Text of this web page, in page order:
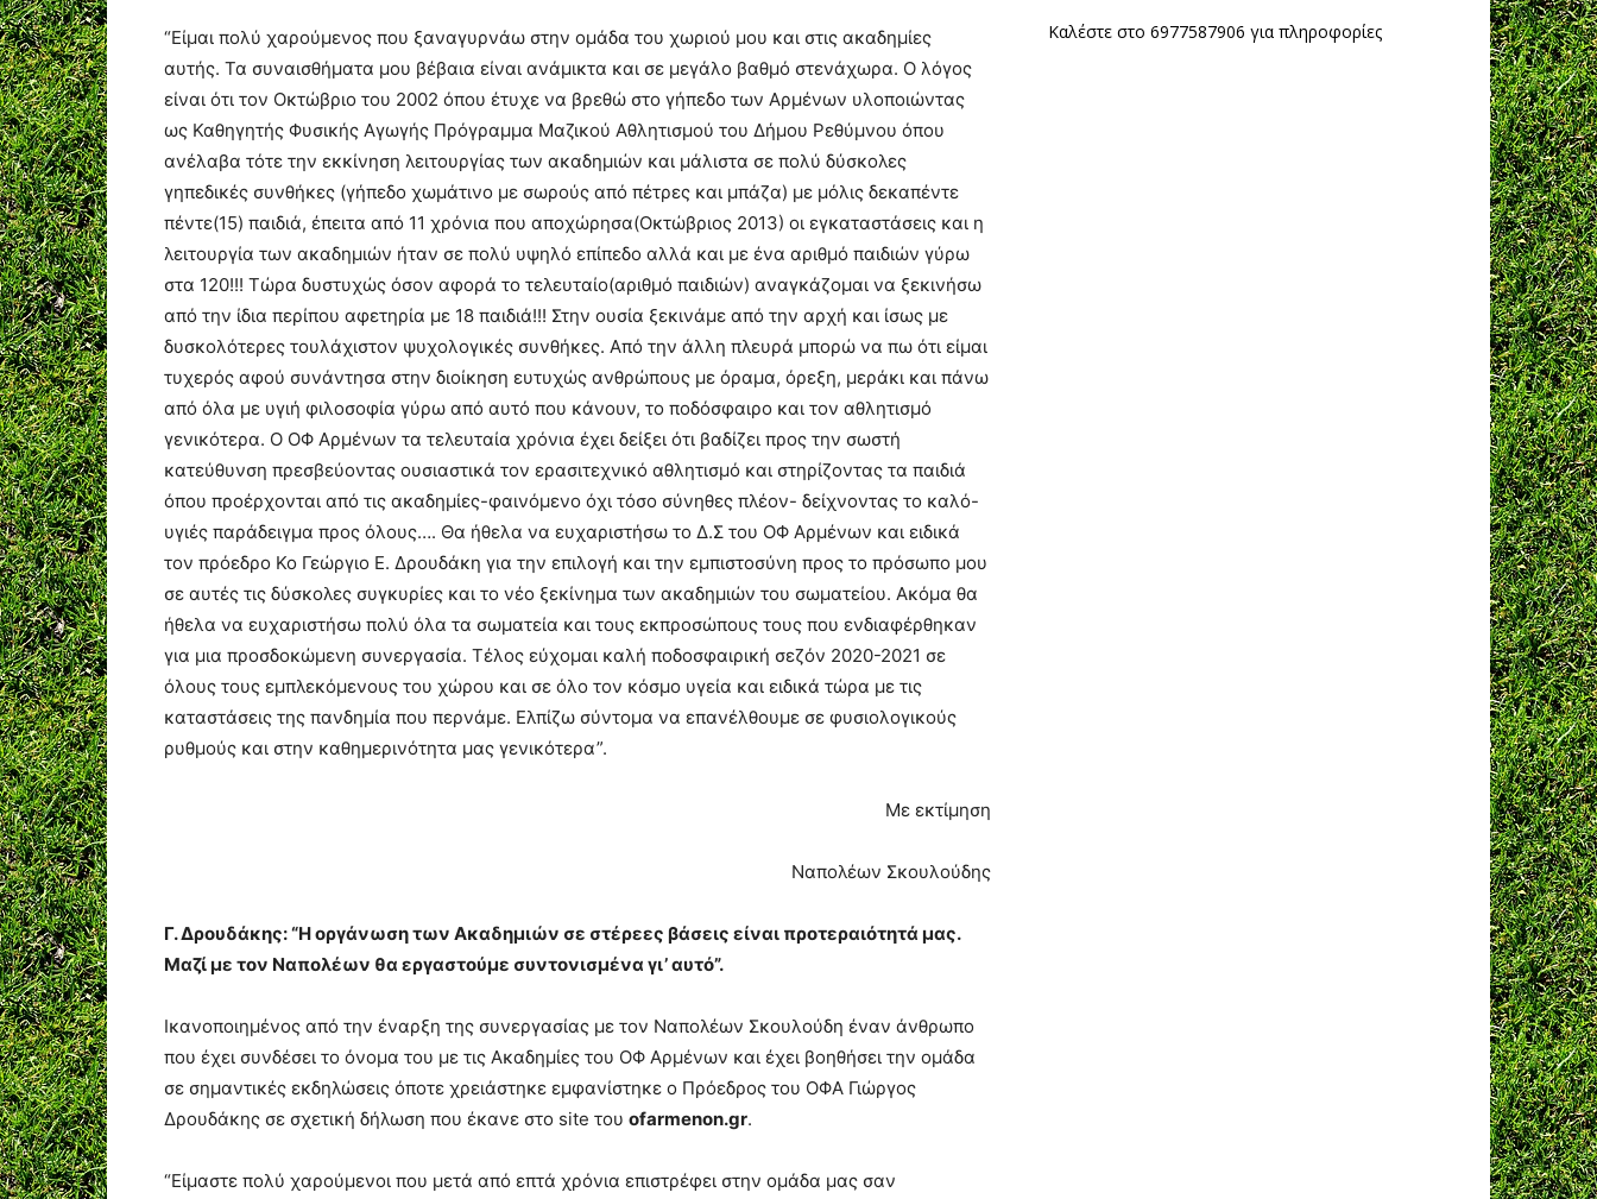
“Είμαι πολύ χαρούμενος που ξαναγυρνάω στην ομάδα του χωριού μου και στις ακαδημίες
αυτής. Τα συναισθήματα μου βέβαια είναι ανάμικτα και σε μεγάλο βαθμό στενάχωρα. Ο λόγος
είναι ότι τον Οκτώβριο του 2002 όπου έτυχε να βρεθώ στο γήπεδο των Αρμένων υλοποιώντας
ως Καθηγητής Φυσικής Αγωγής Πρόγραμμα Μαζικού Αθλητισμού του Δήμου Ρεθύμνου όπου
ανέλαβα τότε την εκκίνηση λειτουργίας των ακαδημιών και μάλιστα σε πολύ δύσκολες
γηπεδικές συνθήκες (γήπεδο χωμάτινο με σωρούς από πέτρες και μπάζα) με μόλις δεκαπέντε
πέντε(15) παιδιά, έπειτα από 11 χρόνια που αποχώρησα(Οκτώβριος 2013) οι εγκαταστάσεις και η
λειτουργία των ακαδημιών ήταν σε πολύ υψηλό επίπεδο αλλά και με ένα αριθμό παιδιών γύρω
στα 120!!! Τώρα δυστυχώς όσον αφορά το τελευταίο(αριθμό παιδιών) αναγκάζομαι να ξεκινήσω
από την ίδια περίπου αφετηρία με 18 παιδιά!!! Στην ουσία ξεκινάμε από την αρχή και ίσως με
δυσκολότερες τουλάχιστον ψυχολογικές συνθήκες. Από την άλλη πλευρά μπορώ να πω ότι είμαι
τυχερός αφού συνάντησα στην διοίκηση ευτυχώς ανθρώπους με όραμα, όρεξη, μεράκι και πάνω
από όλα με υγιή φιλοσοφία γύρω από αυτό που κάνουν, το ποδόσφαιρο και τον αθλητισμό
γενικότερα. Ο ΟΦ Αρμένων τα τελευταία χρόνια έχει δείξει ότι βαδίζει προς την σωστή
κατεύθυνση πρεσβεύοντας ουσιαστικά τον ερασιτεχνικό αθλητισμό και στηρίζοντας τα παιδιά
όπου προέρχονται από τις ακαδημίες-φαινόμενο όχι τόσο σύνηθες πλέον- δείχνοντας το καλό-
υγιές παράδειγμα προς όλους…. Θα ήθελα να ευχαριστήσω το Δ.Σ του ΟΦ Αρμένων και ειδικά
τον πρόεδρο Κο Γεώργιο Ε. Δρουδάκη για την επιλογή και την εμπιστοσύνη προς το πρόσωπο μου
σε αυτές τις δύσκολες συγκυρίες και το νέο ξεκίνημα των ακαδημιών του σωματείου. Ακόμα θα
ήθελα να ευχαριστήσω πολύ όλα τα σωματεία και τους εκπροσώπους τους που ενδιαφέρθηκαν
για μια προσδοκώμενη συνεργασία. Τέλος εύχομαι καλή ποδοσφαιρική σεζόν 2020-2021 σε
όλους τους εμπλεκόμενους του χώρου και σε όλο τον κόσμο υγεία και ειδικά τώρα με τις
καταστάσεις της πανδημία που περνάμε. Ελπίζω σύντομα να επανέλθουμε σε φυσιολογικούς
ρυθμούς και στην καθημερινότητα μας γενικότερα”.
Με εκτίμηση
Ναπολέων Σκουλούδης
Γ. Δρουδάκης: “Η οργάνωση των Ακαδημιών σε στέρεες βάσεις είναι προτεραιότητά μας.
Μαζί με τον Ναπολέων θα εργαστούμε συντονισμένα γι’ αυτό”.
Ικανοποιημένος από την έναρξη της συνεργασίας με τον Ναπολέων Σκουλούδη έναν άνθρωπο
που έχει συνδέσει το όνομα του με τις Ακαδημίες του ΟΦ Αρμένων και έχει βοηθήσει την ομάδα
σε σημαντικές εκδηλώσεις όποτε χρειάστηκε εμφανίστηκε ο Πρόεδρος του ΟΦΑ Γιώργος
Δρουδάκης σε σχετική δήλωση που έκανε στο site του ofarmenon.gr.
“Είμαστε πολύ χαρούμενοι που μετά από επτά χρόνια επιστρέφει στην ομάδα μας σαν
Καλέστε στο 6977587906 για πληροφορίες